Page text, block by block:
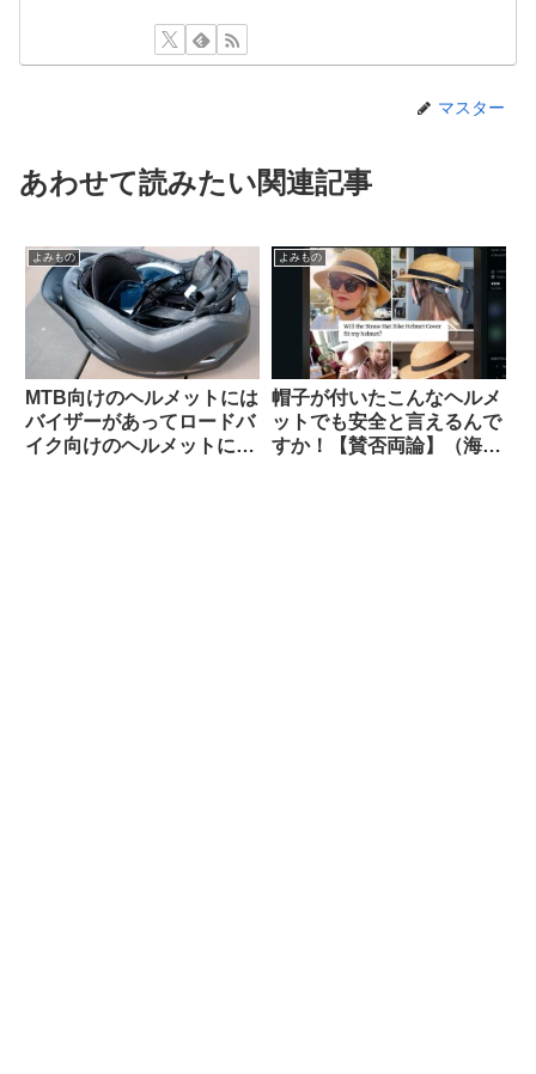
マスター
あわせて読みたい関連記事
よみもの
MTB向けのヘルメットには
バイザーがあってロードバ
イク向けのヘルメットにな
よみもの
帽子が付いたこんなヘルメ
ットでも安全と言えるんで
すか！【賛否両論】（海外